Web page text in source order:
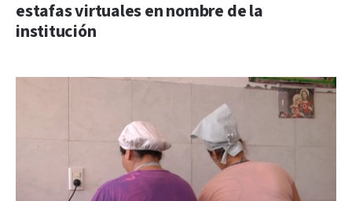
estafas virtuales en nombre de la
institución